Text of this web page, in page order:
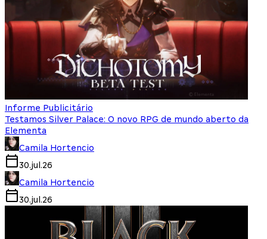
Informe Publicitário
Testamos Silver Palace: O novo RPG de mundo aberto da
Elementa
Camila Hortencio
30.jul.26
Camila Hortencio
30.jul.26